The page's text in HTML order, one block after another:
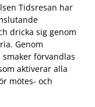
Tidsresan har
dricka sig genom
Genom
förvandlas
aktiverar alla
mötes- och